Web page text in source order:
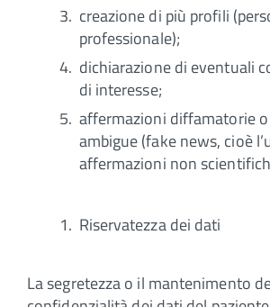
creazione di più profili
professionale);
dichiarazione di eventuali
di interesse;
affermazioni diffamatorie o
ambigue (fake news, cioè
affermazioni non
Riservatezza dei dati
La segretezza o il mantenimento